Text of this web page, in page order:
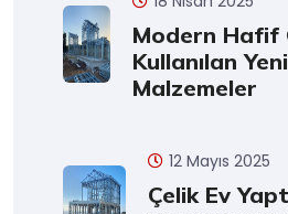
Modern Hafif
Kullanılan
Malzemeler
12 Mayıs 2025
Çelik Ev